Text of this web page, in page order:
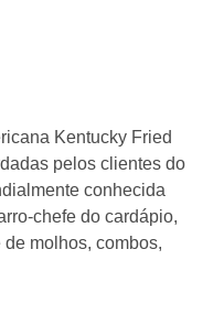
Kentucky Fried
pelos clientes do
conhecida
chefe do cardápio,
molhos, combos,